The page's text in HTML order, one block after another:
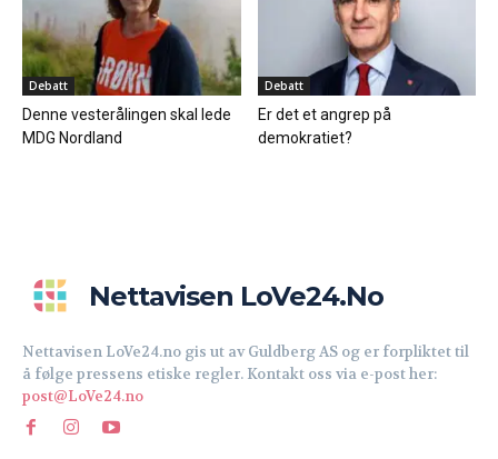
Debatt
Denne vesterålingen skal lede
MDG Nordland
Debatt
Er det et angrep på
demokratiet?
Nettavisen LoVe24.no
Nettavisen LoVe24.no gis ut av Guldberg AS og er forpliktet til
å følge pressens etiske regler. Kontakt oss via e-post her:
post@LoVe24.no